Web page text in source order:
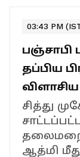
03:43 PM
தப்பிய
சித்து
ஆத்மி